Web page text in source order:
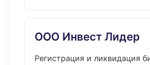
ООО Инвест Лидер
Регистрация и ликвидация